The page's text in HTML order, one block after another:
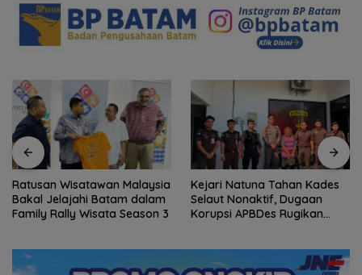
Ratusan Wisatawan Malaysia
Bakal Jelajahi Batam dalam
Family Rally Wisata Season 3
Kejari Natuna Tahan Kades
Selaut Nonaktif, Dugaan
Korupsi APBDes Rugikan